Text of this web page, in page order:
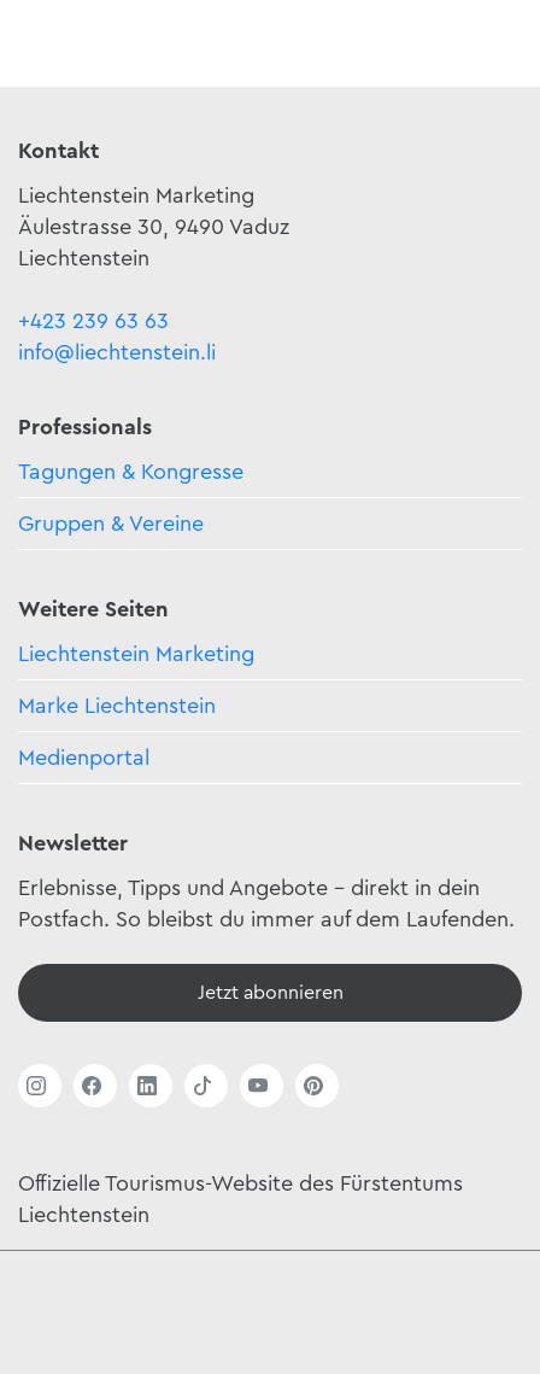
Kontakt
Liechtenstein Marketing
Äulestrasse 30, 9490 Vaduz
Liechtenstein
+423 239 63 63
info@liechtenstein.li
Professionals
Tagungen & Kongresse
Gruppen & Vereine
Weitere Seiten
Liechtenstein Marketing
Marke Liechtenstein
Medienportal
Newsletter
Erlebnisse, Tipps und Angebote – direkt in dein
Postfach. So bleibst du immer auf dem Laufenden.
Jetzt abonnieren
Offizielle Tourismus-Website des Fürstentums
Liechtenstein